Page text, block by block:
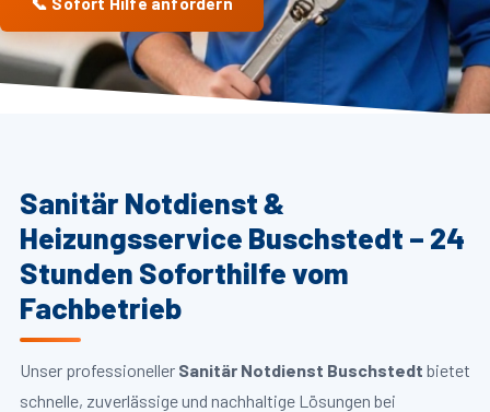
Sanitär Notdienst &
Heizungsservice Buschstedt – 24
Stunden Soforthilfe vom
Fachbetrieb
Unser professioneller Sanitär Notdienst Buschstedt bietet
schnelle, zuverlässige und nachhaltige Lösungen bei